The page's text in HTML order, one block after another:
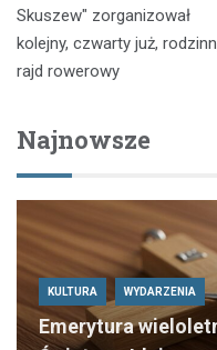
Skuszew" zorganizował
kolejny, czwarty już,
rajd rowerowy
Najnowsze
KULTURA WYDARZENIA
Emerytura